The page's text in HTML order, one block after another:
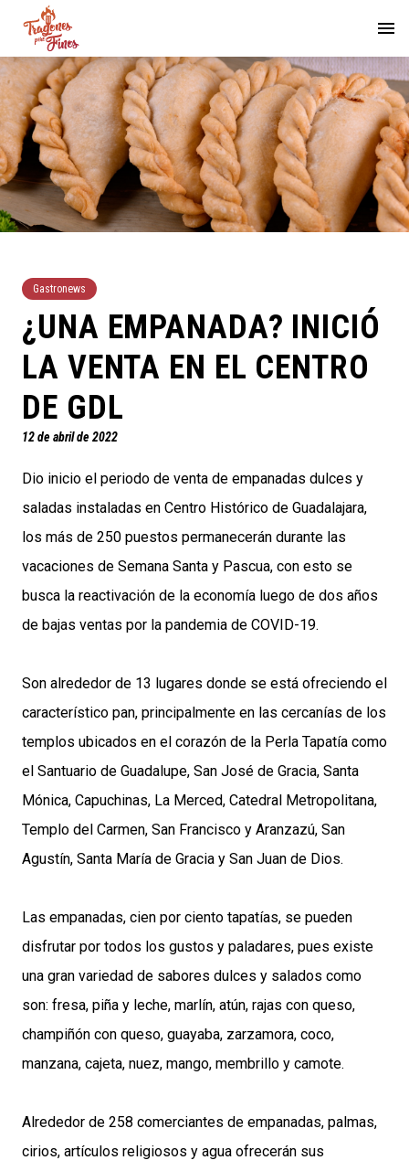
Gastronews
¿UNA EMPANADA? INICIÓ
LA VENTA EN EL CENTRO
DE GDL
12 de abril de 2022
Dio inicio el periodo de venta de empanadas dulces y
saladas instaladas en Centro Histórico de Guadalajara,
los más de 250 puestos permanecerán durante las
vacaciones de Semana Santa y Pascua, con esto se
busca la reactivación de la economía luego de dos años
de bajas ventas por la pandemia de COVID-19.
Son alrededor de 13 lugares donde se está ofreciendo el
característico pan, principalmente en las cercanías de los
templos ubicados en el corazón de la Perla Tapatía como
el Santuario de Guadalupe, San José de Gracia, Santa
Mónica, Capuchinas, La Merced, Catedral Metropolitana,
Templo del Carmen, San Francisco y Aranzazú, San
Agustín, Santa María de Gracia y San Juan de Dios.
Las empanadas, cien por ciento tapatías, se pueden
disfrutar por todos los gustos y paladares, pues existe
una gran variedad de sabores dulces y salados como
son: fresa, piña y leche, marlín, atún, rajas con queso,
champiñón con queso, guayaba, zarzamora, coco,
manzana, cajeta, nuez, mango, membrillo y camote.
Alrededor de 258 comerciantes de empanadas, palmas,
cirios, artículos religiosos y agua ofrecerán sus